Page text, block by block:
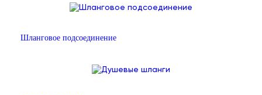
Шланговое подсоединение